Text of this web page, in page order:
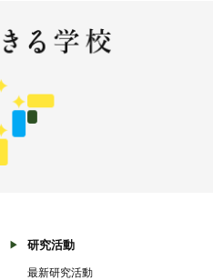
研究活動
最新研究活動